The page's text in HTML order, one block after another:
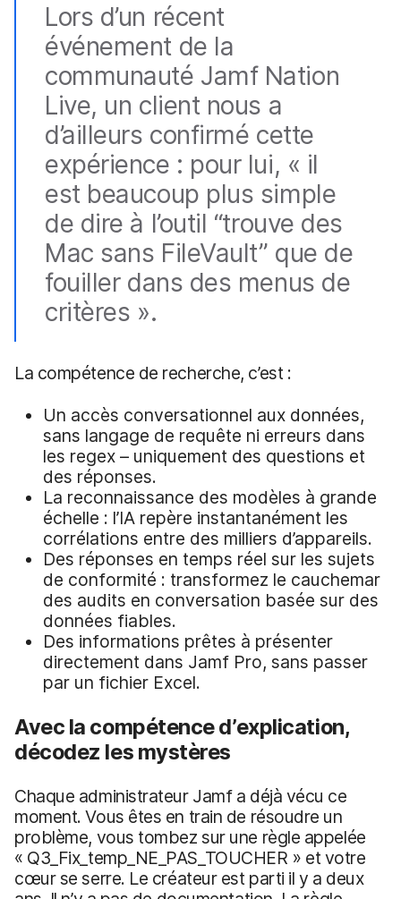
Lors d’un récent
événement de la
communauté Jamf Nation
Live, un client nous a
d’ailleurs confirmé cette
expérience : pour lui, « il
est beaucoup plus simple
de dire à l’outil “trouve des
Mac sans FileVault” que de
fouiller dans des menus de
critères ».
La compétence de recherche, c’est :
Un accès conversationnel aux données,
sans langage de requête ni erreurs dans
les regex – uniquement des questions et
des réponses.
La reconnaissance des modèles à grande
échelle : l’IA repère instantanément les
corrélations entre des milliers d’appareils.
Des réponses en temps réel sur les sujets
de conformité : transformez le cauchemar
des audits en conversation basée sur des
données fiables.
Des informations prêtes à présenter
directement dans Jamf Pro, sans passer
par un fichier Excel.
Avec la compétence d’explication,
décodez les mystères
Chaque administrateur Jamf a déjà vécu ce
moment. Vous êtes en train de résoudre un
problème, vous tombez sur une règle appelée
« Q3_Fix_temp_NE_PAS_TOUCHER » et votre
cœur se serre. Le créateur est parti il y a deux